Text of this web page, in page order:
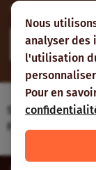
Nous
analyser des
l'utilisation
Pour en
suivre sur les
Site web réalisé
Française de